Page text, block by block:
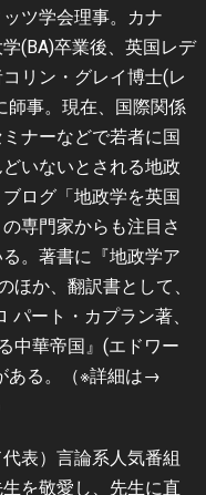
ツ学会理事。カナ
(BA)卒業後、英国レデ
リン・グレイ博士(レ
師事。現在、国際関係
ナーなどで若者に国
いないとされる地政
ログ「地政学を英国
専門家からも注目さ
。著書に『地政学ア
ほか、翻訳書として、
パート・カプラン著、
中華帝国』(エドワー
ある。（※詳細は→
表）言論系人気番組
を敬愛し、先生に直